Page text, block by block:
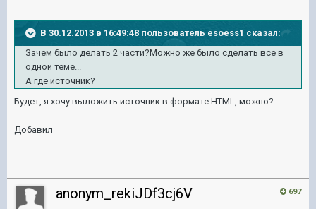
В 30.12.2013 в 16:49:48 пользователь esoess1 сказал:
Зачем было делать 2 части?Можно же было сделать все в
одной теме...
А где источник?
Будет, я хочу выложить источник в формате HTML, можно?
Добавил
697
anonym_rekiJDf3cj6V